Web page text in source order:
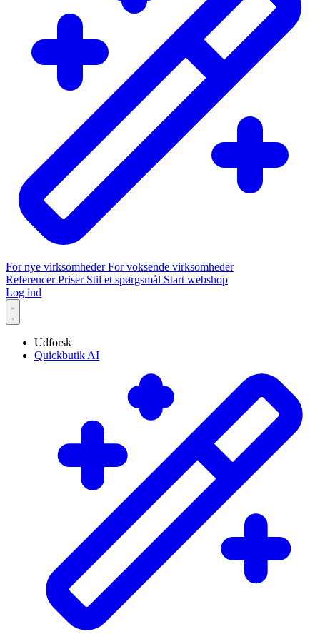
For nye virksomhederFor voksende virksomheder
ReferencerPriser Stil et spørgsmål Start webshop
Log ind
Udforsk
Quickbutik AI